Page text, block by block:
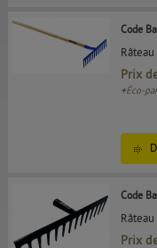
Code
Prix
+Éco-
Code
Prix